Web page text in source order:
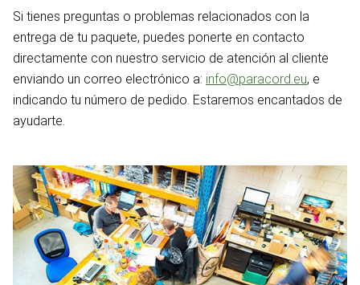
Si tienes preguntas o problemas relacionados con la
entrega de tu paquete, puedes ponerte en contacto
directamente con nuestro servicio de atención al cliente
enviando un correo electrónico a: info@paracord.eu, e
indicando tu número de pedido. Estaremos encantados de
ayudarte.